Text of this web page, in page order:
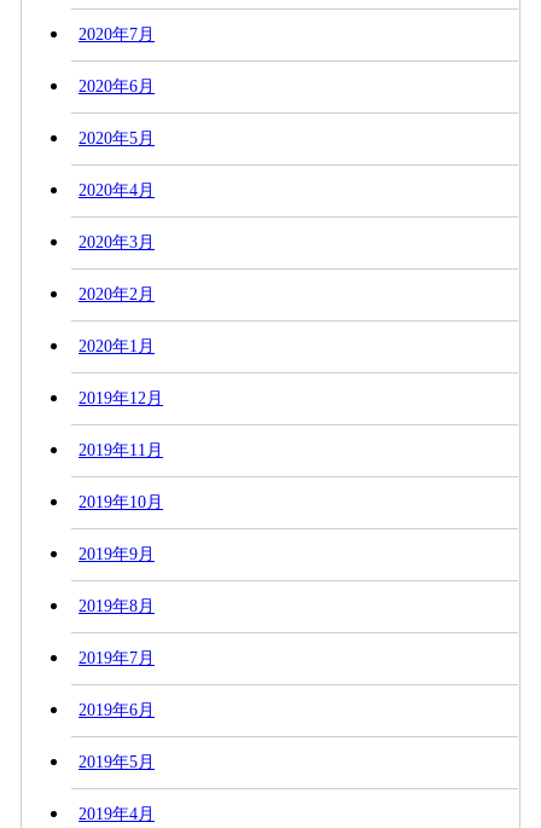
2020年7月
2020年6月
2020年5月
2020年4月
2020年3月
2020年2月
2020年1月
2019年12月
2019年11月
2019年10月
2019年9月
2019年8月
2019年7月
2019年6月
2019年5月
2019年4月